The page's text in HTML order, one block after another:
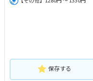
保存する